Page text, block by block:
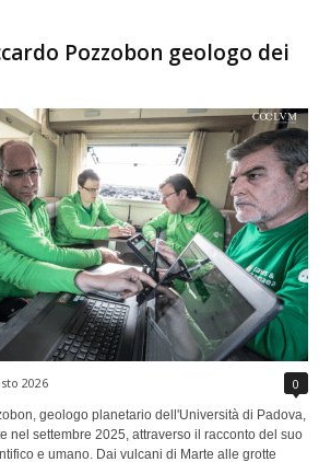
Pozzobon geologo dei
2026 0
geologo planetario dell'Università di Padova,
nel settembre 2025, attraverso il racconto del suo
e umano. Dai vulcani di Marte alle grotte